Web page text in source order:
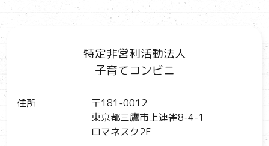
特定非営利活動法人
子育てコンビニ
住所
〒181-0012
東京都三鷹市上連雀8-4-1
ロマネスク2F